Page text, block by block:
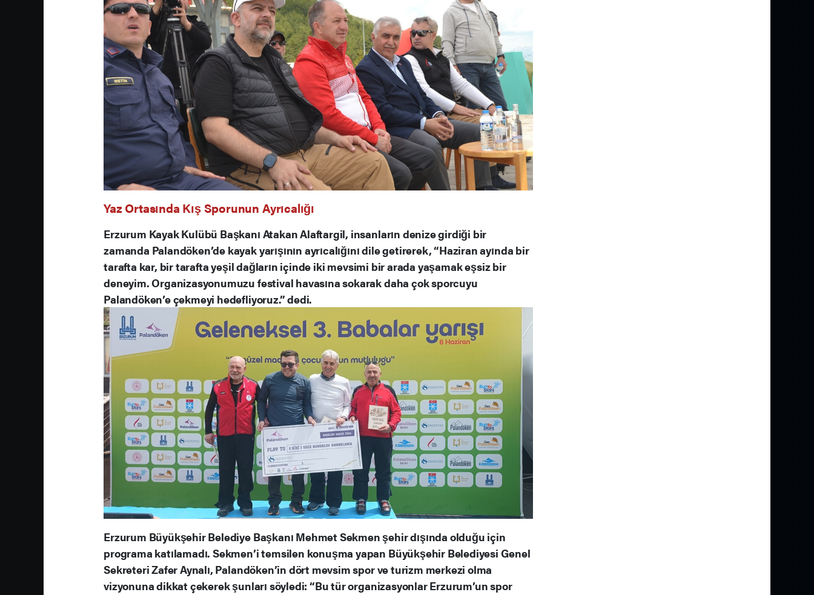
Yaz Ortasında Kış Sporunun Ayrıcalığı
Erzurum Kayak Kulübü Başkanı Atakan Alaftargil, insanların denize girdiği bir
zamanda Palandöken’de kayak yarışının ayrıcalığını dile getirerek, “Haziran ayında bir
tarafta kar, bir tarafta yeşil dağların içinde iki mevsimi bir arada yaşamak eşsiz bir
deneyim. Organizasyonumuzu festival havasına sokarak daha çok sporcuyu
Palandöken’e çekmeyi hedefliyoruz.” dedi.
Erzurum Büyükşehir Belediye Başkanı Mehmet Sekmen şehir dışında olduğu için
programa katılamadı. Sekmen’i temsilen konuşma yapan Büyükşehir Belediyesi Genel
Sekreteri Zafer Aynalı, Palandöken’in dört mevsim spor ve turizm merkezi olma
vizyonuna dikkat çekerek şunları söyledi: “Bu tür organizasyonlar Erzurum’un spor